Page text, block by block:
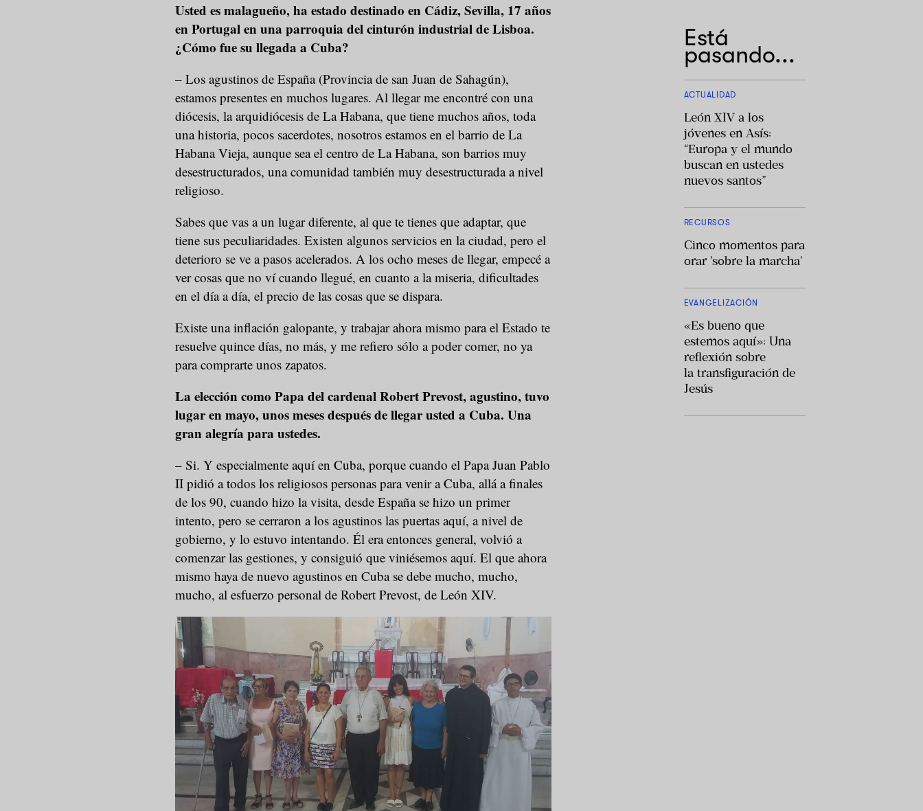
Usted es malagueño, ha estado destinado en Cádiz, Sevilla, 17 años
en Portugal en una parroquia del cinturón industrial de Lisboa.
¿Cómo fue su llegada a Cuba?
– Los agustinos de España (Provincia de san Juan de Sahagún),
estamos presentes en muchos lugares. Al llegar me encontré con una
diócesis, la arquidiócesis de La Habana, que tiene muchos años, toda
una historia, pocos sacerdotes, nosotros estamos en el barrio de La
Habana Vieja, aunque sea el centro de La Habana, son barrios muy
desestructurados, una comunidad también muy desestructurada a nivel
religioso.
Sabes que vas a un lugar diferente, al que te tienes que adaptar, que
tiene sus peculiaridades. Existen algunos servicios en la ciudad, pero el
deterioro se ve a pasos acelerados. A los ocho meses de llegar, empecé a
ver cosas que no ví cuando llegué, en cuanto a la miseria, dificultades
en el día a día, el precio de las cosas que se dispara.
Existe una inflación galopante, y trabajar ahora mismo para el Estado te
resuelve quince días, no más, y me refiero sólo a poder comer, no ya
para comprarte unos zapatos.
La elección como Papa del cardenal Robert Prevost, agustino, tuvo
lugar en mayo, unos meses después de llegar usted a Cuba. Una
gran alegría para ustedes.
– Si. Y especialmente aquí en Cuba, porque cuando el Papa Juan Pablo
II pidió a todos los religiosos personas para venir a Cuba, allá a finales
de los 90, cuando hizo la visita, desde España se hizo un primer
intento, pero se cerraron a los agustinos las puertas aquí, a nivel de
gobierno, y lo estuvo intentando. Él era entonces general, volvió a
comenzar las gestiones, y consiguió que viniésemos aquí. El que ahora
mismo haya de nuevo agustinos en Cuba se debe mucho, mucho,
mucho, al esfuerzo personal de Robert Prevost, de León XIV.
Está
pasando...
ACTUALIDAD
León XIV a los
jóvenes en Asís:
“Europa y el mundo
buscan en ustedes
nuevos santos”
RECURSOS
Cinco momentos para
orar 'sobre la marcha'
EVANGELIZACIÓN
«Es bueno que
estemos aquí»: Una
reflexión sobre
la transfiguración de
Jesús